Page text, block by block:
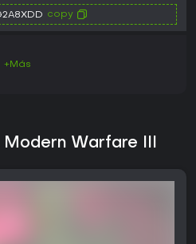
copy
+Más
Warfare III